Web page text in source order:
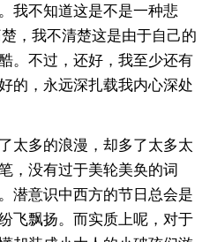
我不知道这是不是一种悲
，我不清楚这是由于自己的
。不过，还好，我至少还有
的，永远深扎载我内心深处
多的浪漫，却多了太多太
，没有过于美轮美奂的词
潜意识中西方的节日总会是
飞飘扬。而实质上呢，对于